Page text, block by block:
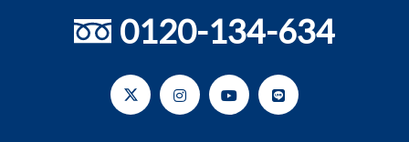
0120-134-634